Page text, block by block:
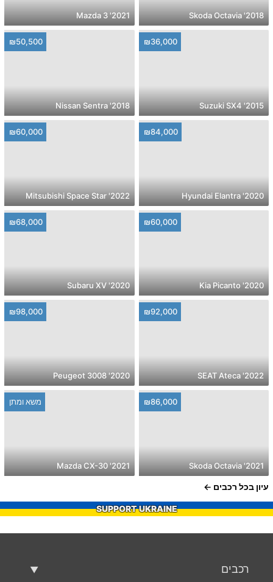
2018' Skoda Octavia
2021' Mazda 3
₪36,000
2015' Suzuki SX4
₪50,500
2018' Nissan Sentra
₪84,000
2020' Hyundai Elantra
₪60,000
2022' Mitsubishi Space Star
₪60,000
2020' Kia Picanto
₪68,000
2020' Subaru XV
₪92,000
2022' SEAT Ateca
₪98,000
2020' Peugeot 3008
₪86,000
2021' Skoda Octavia
משא ומתן
2021' Mazda CX-30
עיון בכל רכבים
SUPPORT UKRAINE
רכבים